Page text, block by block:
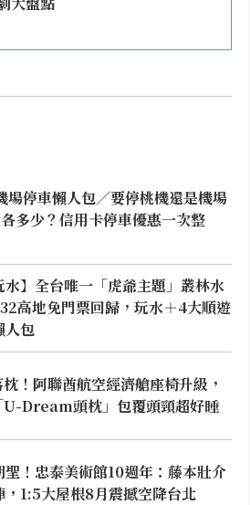
場停車懶人包／要停桃機還是機場
多少？信用卡停車優惠一次整
水】全台唯一「虎爺主題」叢林水
高地免門票回歸，玩水＋4大順遊
人包
！阿聯酋航空經濟艙座椅升級，
U-Dream頭枕」包覆頭頸超好睡
聖！忠泰美術館10週年：藤本壯介
，1:5大屋根8月震撼空降台北